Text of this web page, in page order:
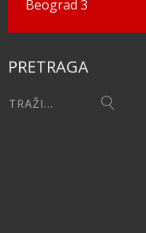
Beograd 3
PRETRAGA